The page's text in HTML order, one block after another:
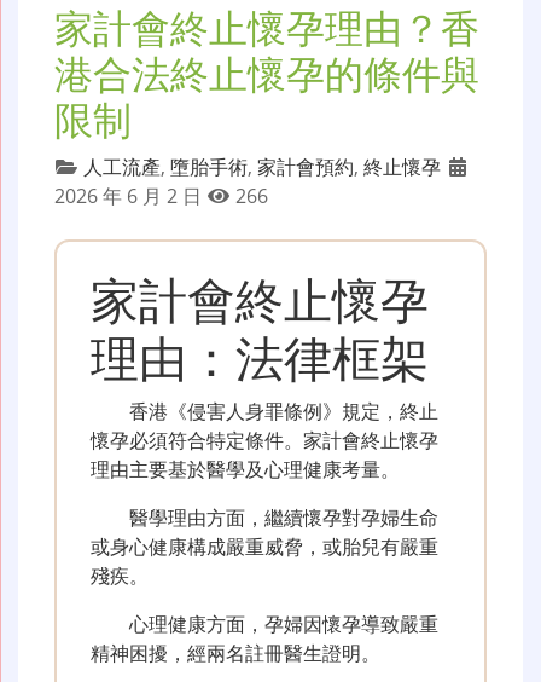
家計會終止懷孕理由？香
港合法終止懷孕的條件與
限制
人工流產, 墮胎手術, 家計會預約, 終止懷孕
2026 年 6 月 2 日
266
家計會終止懷孕
理由：法律框架
香港《侵害人身罪條例》規定，終止
懷孕必須符合特定條件。家計會終止懷孕
理由主要基於醫學及心理健康考量。
醫學理由方面，繼續懷孕對孕婦生命
或身心健康構成嚴重威脅，或胎兒有嚴重
殘疾。
心理健康方面，孕婦因懷孕導致嚴重
精神困擾，經兩名註冊醫生證明。